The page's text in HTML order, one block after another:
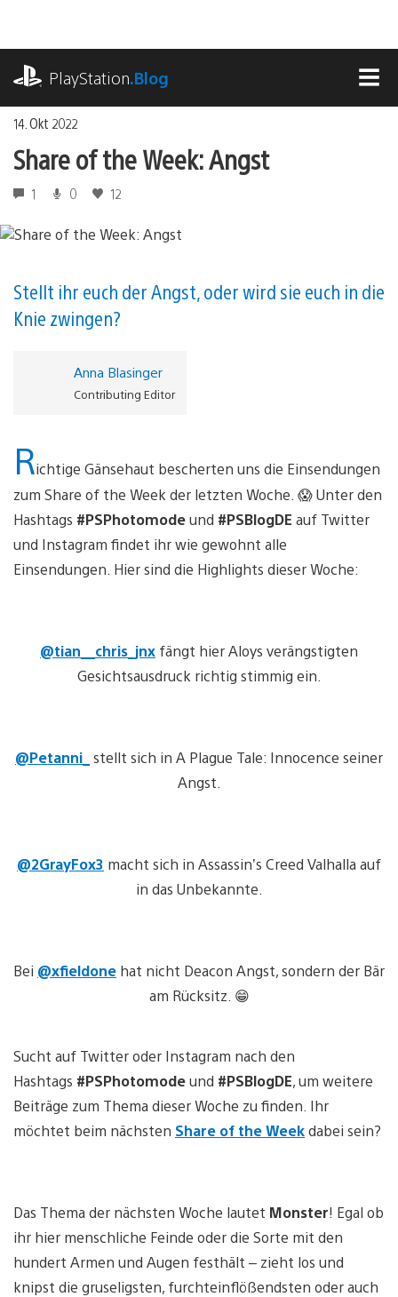
springen
PlayStation.Blog
14. Okt 2022
Share of the Week: Angst
1 0 12
Stellt ihr euch der Angst, oder wird sie euch in die
Knie zwingen?
Anna Blasinger
Contributing Editor
Richtige Gänsehaut bescherten uns die Einsendungen
zum Share of the Week der letzten Woche. 😱 Unter den
Hashtags #PSPhotomodeund #PSBlogDE auf Twitter
und Instagram findet ihr wie gewohnt alle
Einsendungen. Hier sind die Highlights dieser Woche:
@tian__chris_jnx fängt hier Aloys verängstigten
Gesichtsausdruck richtig stimmig ein.
@Petanni_ stellt sich in A Plague Tale: Innocence seiner
Angst.
@2GrayFox3 macht sich in Assassin’s Creed Valhalla auf
in das Unbekannte.
Bei @xfieldone hat nicht Deacon Angst, sondern der Bär
am Rücksitz. 😁
Sucht auf Twitter oder Instagram nach den
Hashtags #PSPhotomodeund #PSBlogDE, um weitere
Beiträge zum Thema dieser Woche zu finden. Ihr
möchtet beim nächsten Share of the Weekdabei sein?
Das Thema der nächsten Woche lautet Monster! Egal ob
ihr hier menschliche Feinde oder die Sorte mit den
hundert Armen und Augen festhält – zieht los und
knipst die gruseligsten, furchteinflößendsten oder auch